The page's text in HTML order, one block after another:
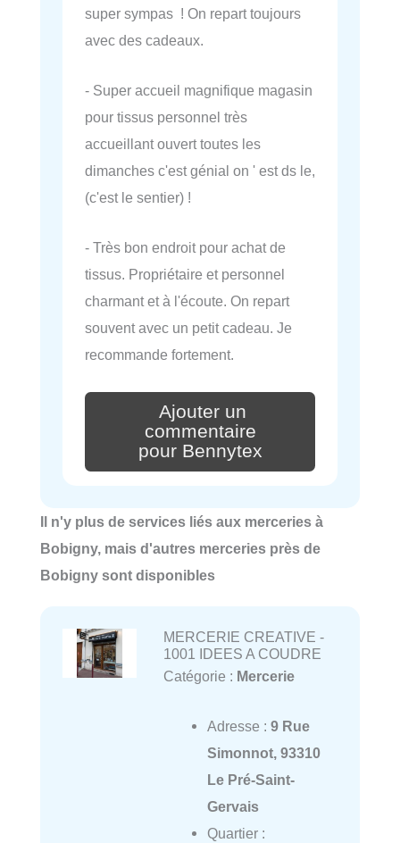
super sympas ! On repart toujours
avec des cadeaux.
- Super accueil magnifique magasin
pour tissus personnel très
accueillant ouvert toutes les
dimanches c'est génial on ' est ds le,
(c'est le sentier) !
- Très bon endroit pour achat de
tissus. Propriétaire et personnel
charmant et à l'écoute. On repart
souvent avec un petit cadeau. Je
recommande fortement.
Ajouter un
commentaire
pour Bennytex
Il n'y plus de services liés aux merceries à
Bobigny, mais d'autres merceries près de
Bobigny sont disponibles
MERCERIE CREATIVE -
1001 IDEES A COUDRE
Catégorie : Mercerie
Adresse : 9 Rue
Simonnot, 93310
Le Pré-Saint-
Gervais
Quartier :